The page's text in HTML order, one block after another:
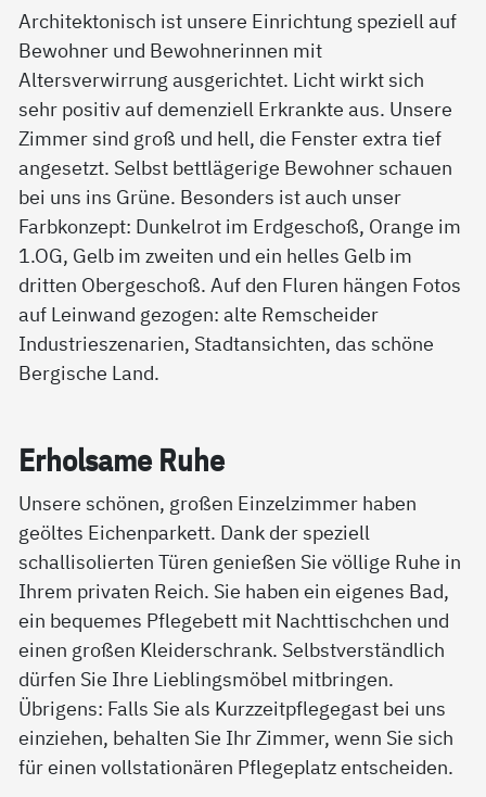
Architektonisch ist unsere Einrichtung speziell auf
Bewohner und Bewohnerinnen mit
Altersverwirrung ausgerichtet. Licht wirkt sich
sehr positiv auf demenziell Erkrankte aus. Unsere
Zimmer sind groß und hell, die Fenster extra tief
angesetzt. Selbst bettlägerige Bewohner schauen
bei uns ins Grüne. Besonders ist auch unser
Farbkonzept: Dunkelrot im Erdgeschoß, Orange im
1.OG, Gelb im zweiten und ein helles Gelb im
dritten Obergeschoß. Auf den Fluren hängen Fotos
auf Leinwand gezogen: alte Remscheider
Industrieszenarien, Stadtansichten, das schöne
Bergische Land.
Er­hol­sa­me Ru­he
Unsere schönen, großen Einzelzimmer haben
geöltes Eichenparkett. Dank der speziell
schallisolierten Türen genießen Sie völlige Ruhe in
Ihrem privaten Reich. Sie haben ein eigenes Bad,
ein bequemes Pflegebett mit Nachttischchen und
einen großen Kleiderschrank. Selbstverständlich
dürfen Sie Ihre Lieblingsmöbel mitbringen.
Übrigens: Falls Sie als Kurzzeitpflegegast bei uns
einziehen, behalten Sie Ihr Zimmer, wenn Sie sich
für einen vollstationären Pflegeplatz entscheiden.